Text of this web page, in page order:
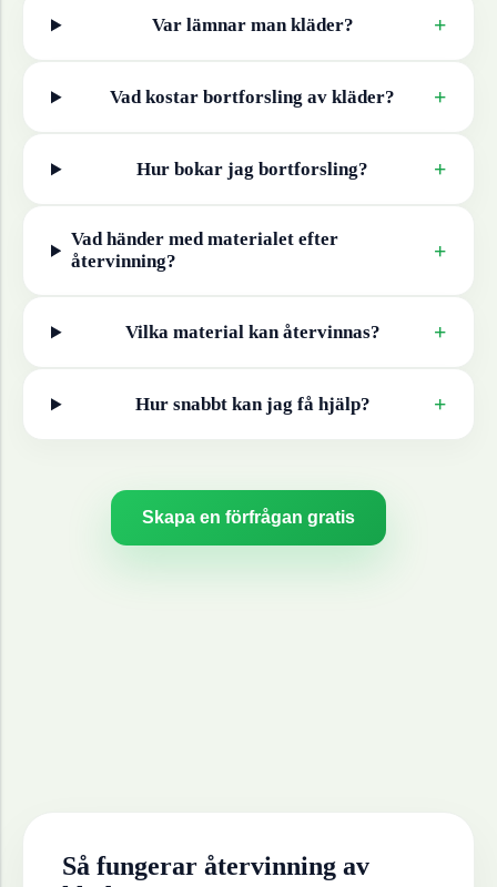
Var lämnar man kläder? +
Vad kostar bortforsling av kläder? +
Hur bokar jag bortforsling? +
Vad händer med materialet efter
återvinning?
+
Vilka material kan återvinnas? +
Hur snabbt kan jag få hjälp? +
Skapa en förfrågan gratis
Så fungerar återvinning av